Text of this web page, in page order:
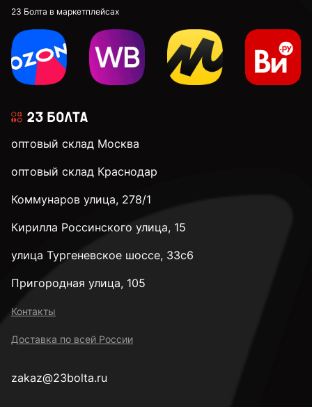
М8
М10
М16
М20
23 Болта в маркетплейсах
оптовый склад Москва
оптовый склад Краснодар
Коммунаров улица, 278/1
Кирилла Россинского улица, 15
улица Тургеневское шоссе, 33с6
Пригородная улица, 105
Контакты
Доставка по всей России
zakaz@23bolta.ru